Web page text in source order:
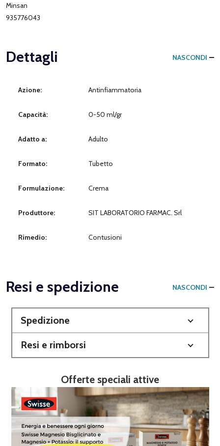
Minsan
935776043
Dettagli NASCONDI
Azione: Antinfiammatoria
Capacità: 0-50 ml/gr
Adatto a: Adulto
Formato: Tubetto
Formulazione: Crema
Produttore: SIT LABORATORIO FARMAC. Srl
Rimedio: Contusioni
Resi e spedizione NASCONDI
Spedizione
Resi e rimborsi
Offerte speciali attive